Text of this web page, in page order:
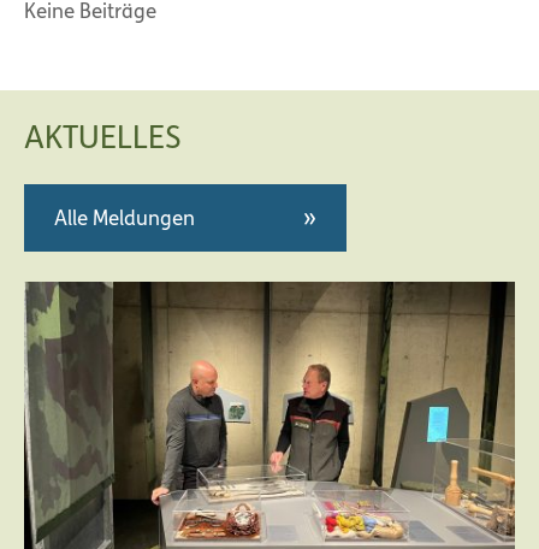
Keine Beiträge
AKTUELLES
Alle Meldungen